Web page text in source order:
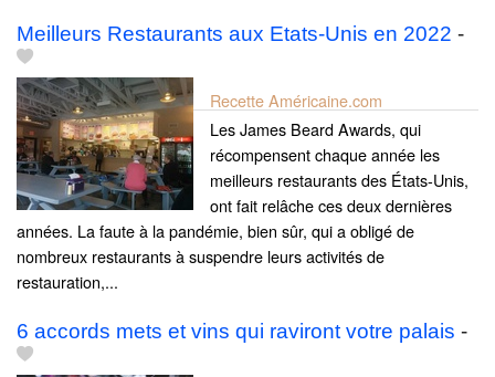
Meilleurs Restaurants aux Etats-Unis en 2022 -
Recette Américaine.com
Les James Beard Awards, qui
récompensent chaque année les
meilleurs restaurants des États-Unis,
ont fait relâche ces deux dernières
années. La faute à la pandémie, bien sûr, qui a obligé de
nombreux restaurants à suspendre leurs activités de
restauration,...
6 accords mets et vins qui raviront votre palais -